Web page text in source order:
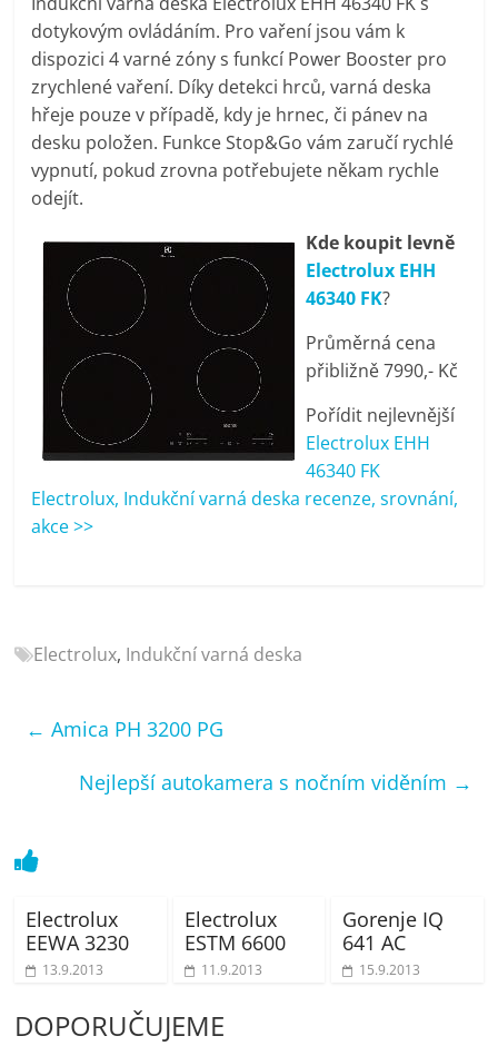
pračky,
televize,
notebooky,
mobilní
telefony,
kávovary,
bazény
Nejlepší
elektronika
porovnání
Elektro
televize,
telefony,
dotykovým ovládáním. Pro vaření jsou vám k
dispozici 4 varné zóny s funkcí Power Booster pro
zrychlené vaření. Díky detekci hrců, varná deska
hřeje pouze v případě, kdy je hrnec, či pánev na
desku položen. Funkce Stop&Go vám zaručí rychlé
vypnutí, pokud zrovna potřebujete někam rychle
odejít.
Kde koupit levně
Electrolux EHH
46340 FK?
Průměrná cena
přibližně 7990,- Kč
Pořídit nejlevnější
Electrolux EHH
46340 FK
Electrolux, Indukční varná deska recenze, srovnání,
akce >>
Electrolux, Indukční varná deska
← Amica PH 3200 PG
Nejlepší autokamera s nočním viděním →
Electrolux
EEWA 3230
13.9.2013
Electrolux
ESTM 6600
11.9.2013
Gorenje IQ
641 AC
15.9.2013
DOPORUČUJEME